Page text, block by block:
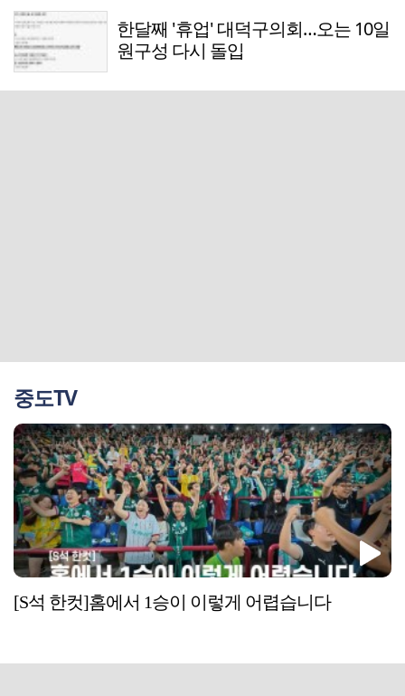
한달째 '휴업' 대덕구의회…오는 10일
원구성 다시 돌입
중도TV
[S석 한컷]홈에서 1승이 이렇게 어렵습니다